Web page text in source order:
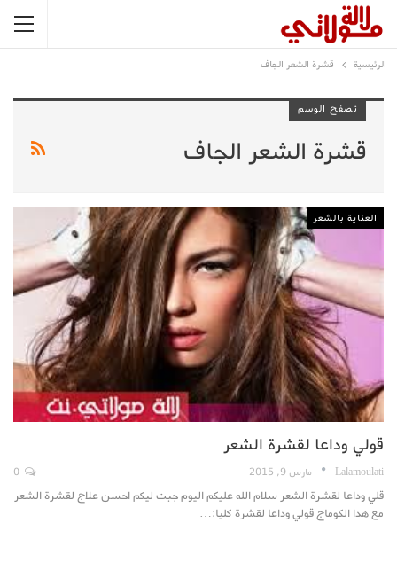
الرئيسية قشرة الشعر الجاف
تصفح الوسم
قشرة الشعر الجاف
العناية بالشعر
قولي وداعا لقشرة الشعر
Lalamoulati مارس 9, 2015
قلي وداعا لقشرة الشعر سلام الله عليكم اليوم جبت ليكم احسن علاج لقشرة الشعر
مع هدا الكوماج قولي وداعا لقشرة كليا:…